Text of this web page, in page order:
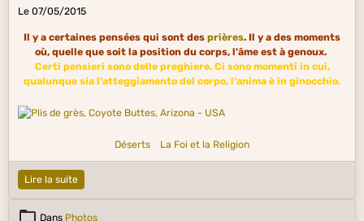
Le 07/05/2015
Il y a certaines pensées qui sont des prières. Il y a des moments
où, quelle que soit la position du corps, l'âme est à genoux.
Certi pensieri sono delle preghiere. Ci sono momenti in cui,
qualunque sia l'atteggiamento del corpo, l'anima è in ginocchio.
Déserts La Foi et la Religion
Lire la suite
Dans Photos